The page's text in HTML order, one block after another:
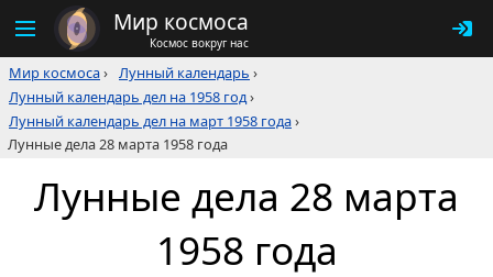
Мир космоса
Космос вокруг нас
Мир космоса› Лунный календарь ›
Лунный календарь дел на 1958 год›
Лунный календарь дел на март 1958 года›
Лунные дела 28 марта 1958 года
Лунные дела 28 марта
1958 года